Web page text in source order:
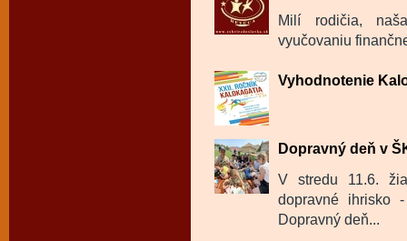
Milí rodičia,
vyučovaniu
Vyhodnotenie
Dopravný deň v
V stredu 11.6.
dopravné ihrisko
Dopravný deň...